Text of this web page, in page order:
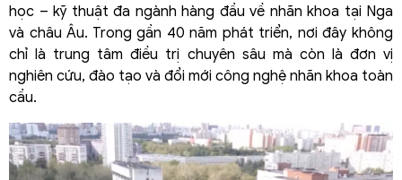
học – kỹ thuật đa ngành hàng đầu về nhãn khoa tại Nga
và châu Âu. Trong gần 40 năm phát triển, nơi đây không
chỉ là trung tâm điều trị chuyên sâu mà còn là đơn vị
nghiên cứu, đào tạo và đổi mới công nghệ nhãn khoa toàn
cầu.